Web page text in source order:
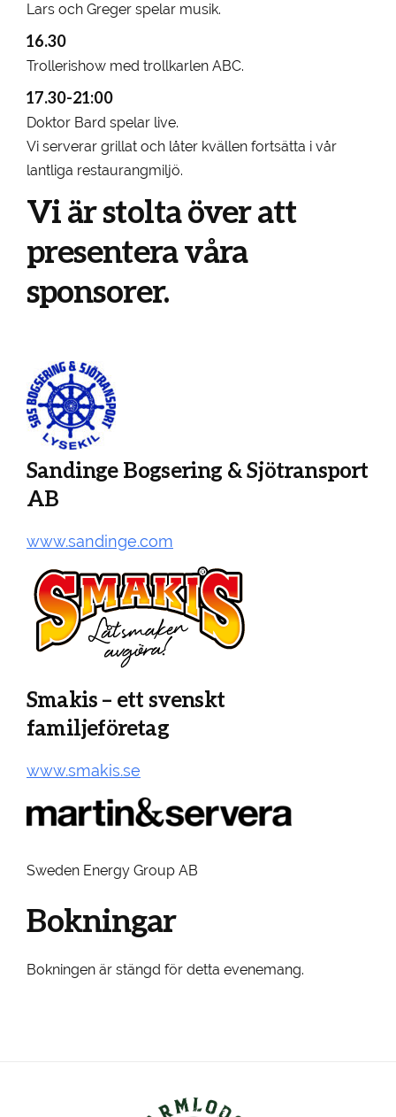
Lars och Greger spelar musik.
16.30
Trollerishow med trollkarlen ABC.
17.30-21:00
Doktor Bard spelar live.
Vi serverar grillat och låter kvällen fortsätta i vår
lantliga restaurangmiljö.
Vi är stolta över att
presentera våra
sponsorer.
Sandinge Bogsering & Sjötransport
AB
www.sandinge.com
Smakis – ett svenskt
familjeföretag
www.smakis.se
Sweden Energy Group AB
Bokningar
Bokningen är stängd för detta evenemang.